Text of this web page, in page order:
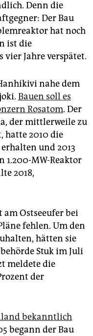
Denn die
Der Bau
hat noch
ist die
Jahre verspätet.
nahe dem
Bauen soll es
Rosatom. Der
der mittlerweile zu
hatte 2010 die
und 2013
1.200-MW-Reaktor
2018,
Ostseeufer bei
fehlen. Um den
hätten sie
Stuk im Juli
meldete die
der
bekanntlich
begann der Bau